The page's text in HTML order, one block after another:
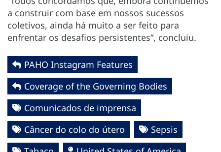
a construir com base em nossos sucessos
coletivos, ainda há muito a ser feito para
enfrentar os desafios persistentes”, concluiu.
PAHO Instagram Features
Coverage of the Governing Bodies
Comunicados de imprensa
Câncer do colo do útero
Sepsis